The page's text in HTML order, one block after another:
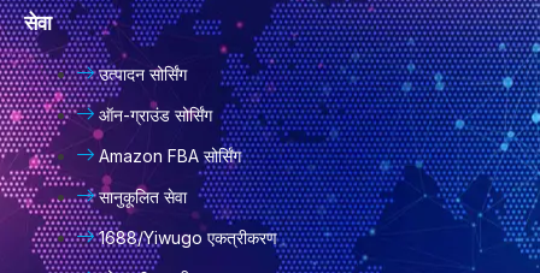
सेवा
उत्पादन सोर्सिंग
ऑन-ग्राउंड सोर्सिंग
Amazon FBA सोर्सिंग
सानुकूलित सेवा
1688/Yiwugo एकत्रीकरण